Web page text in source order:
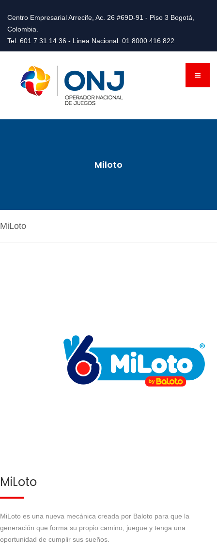
Centro Empresarial Arrecife, Ac. 26 #69D-91 - Piso 3 Bogotá,
Colombia.
Tel: 601 7 31 14 36 - Linea Nacional: 01 8000 416 822
Miloto
MiLoto
MiLoto
MiLoto es una nueva mecánica creada por Baloto para que la
generación que forma su propio camino, juegue y tenga una
oportunidad de cumplir sus sueños.